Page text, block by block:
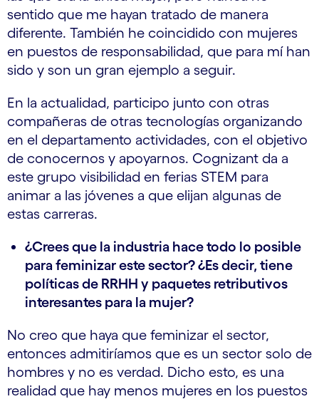
sentido que me hayan tratado de manera
diferente. También he coincidido con mujeres
en puestos de responsabilidad, que para mí han
sido y son un gran ejemplo a seguir.
En la actualidad, participo junto con otras
compañeras de otras tecnologías organizando
en el departamento actividades, con el objetivo
de conocernos y apoyarnos. Cognizant da a
este grupo visibilidad en ferias STEM para
animar a las jóvenes a que elijan algunas de
estas carreras.
¿Crees que la industria hace todo lo posible
para feminizar este sector? ¿Es decir, tiene
políticas de RRHH y paquetes retributivos
interesantes para la mujer?
No creo que haya que feminizar el sector,
entonces admitiríamos que es un sector solo de
hombres y no es verdad. Dicho esto, es una
realidad que hay menos mujeres en los puestos